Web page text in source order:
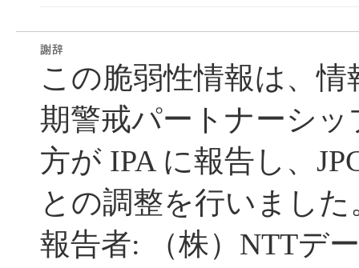
この脆弱性情報は、
期警戒パートナーシ
方が IPA に報告し、
との調整を行いました
報告者: （株）NTTデ